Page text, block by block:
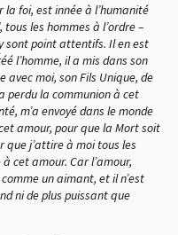
foi, est innée à l’humanité
les hommes à l’ordre –
sont point attentifs. Il en est
l’homme, il a mis dans son
moi, son Fils Unique, de
perdu la communion à cet
m’a envoyé dans le monde
amour, pour que la Mort soit
que j’attire à moi tous les
cet amour. Car l’amour,
un aimant, et il n’est
ni de plus puissant que